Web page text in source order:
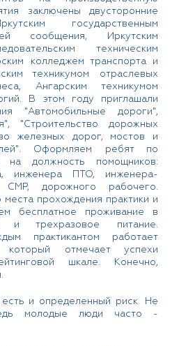
заключены двусторонние
государственным
сообщения, Иркутским
техническим
колледжем транспорта и
техникумом отраслевых
Ангарским техникумом
В этом году приглашали
"Автомобильные дороги",
"Строительство дорожных
железных дорог, мостов и
Оформляем ребят по
на должность помощников:
инженера ПТО, инженера-
СМР, дорожного рабочего.
прохождения практики и
бесплатное проживание в
и трехразовое питание.
практикантом работает
который отмечает успехи
шкале. Конечно,
и определенный риск. Не
молодые люди часто -